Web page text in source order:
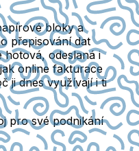
bloky a
přepisování dat
odeslaná i
online fakturace
ji dnes využívají i ti
pro své podnikání